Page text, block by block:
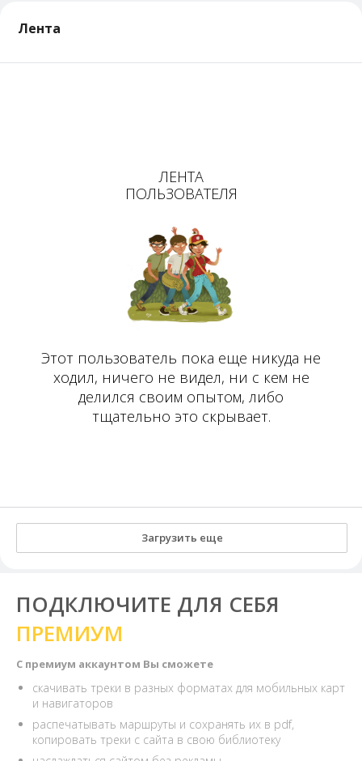
Лента
ЛЕНТА
ПОЛЬЗОВАТЕЛЯ
Этот пользователь пока еще никуда не
ходил, ничего не видел, ни с кем не
делился своим опытом, либо
тщательно это скрывает.
Загрузить еще
ПОДКЛЮЧИТЕ ДЛЯ СЕБЯ
ПРЕМИУМ
С премиум аккаунтом Вы сможете
скачивать треки в разных форматах для мобильных карт
и навигаторов
распечатывать маршруты и сохранять их в pdf,
копировать треки с сайта в свою библиотеку